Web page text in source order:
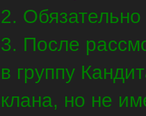
2.
3. После
в группу
клана, но не